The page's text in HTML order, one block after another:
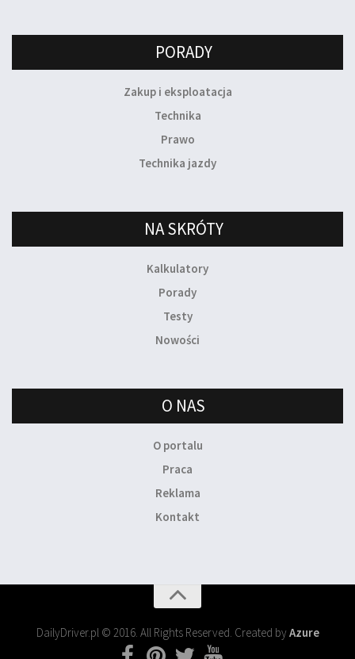
PORADY
Zakup i eksploatacja
Technika
Prawo
Technika jazdy
NA SKRÓTY
Kalkulatory
Porady
Testy
Nowości
O NAS
O portalu
Praca
Reklama
Kontakt
DailyDriver.pl © 2016. All Rights Reserved. Created byAzure